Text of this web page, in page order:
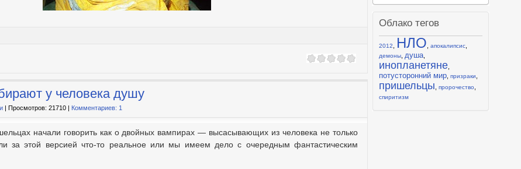
Облако тегов
2012 НЛО ,апокалипсис
демоны душа
инопланетяне
потусторонний мир ,призраки
пришельцы ,пророчество
спиритизм
у человека душу
| Просмотров: 21710 | Комментариев: 1
начали говорить как о двойных вампирах — высасывающих из человека не только
за этой версией что-то реальное или мы имеем дело с очередным фантастическим